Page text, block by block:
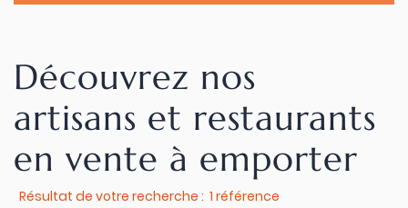
Découvrez nos
artisans et restaurants
en vente à emporter
Résultat de votre recherche : 1 référence